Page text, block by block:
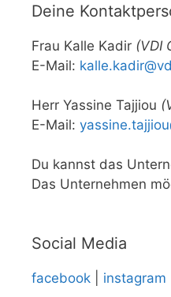
Deine
Frau Kalle Kadir (VDI
E-Mail:
Herr Yassine Tajjiou
E-Mail:
Du kannst das
Das Unternehmen
Social Media
facebook instagram